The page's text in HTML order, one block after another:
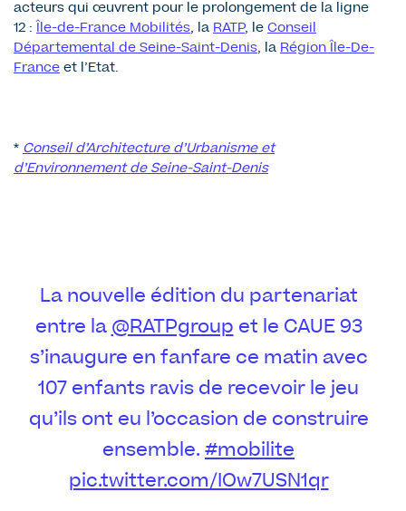
acteurs qui œuvrent pour le prolongement de la ligne
12 : Île-de-France Mobilités, la RATP, le Conseil
Départemental de Seine-Saint-Denis, la Région Île-De-
France et l’Etat.
* Conseil d’Architecture d’Urbanisme et
d’Environnement de Seine-Saint-Denis
La nouvelle édition du partenariat
entre la @RATPgroup et le CAUE 93
s’inaugure en fanfare ce matin avec
107 enfants ravis de recevoir le jeu
qu’ils ont eu l’occasion de construire
ensemble. #mobilite
pic.twitter.com/IOw7USN1qr